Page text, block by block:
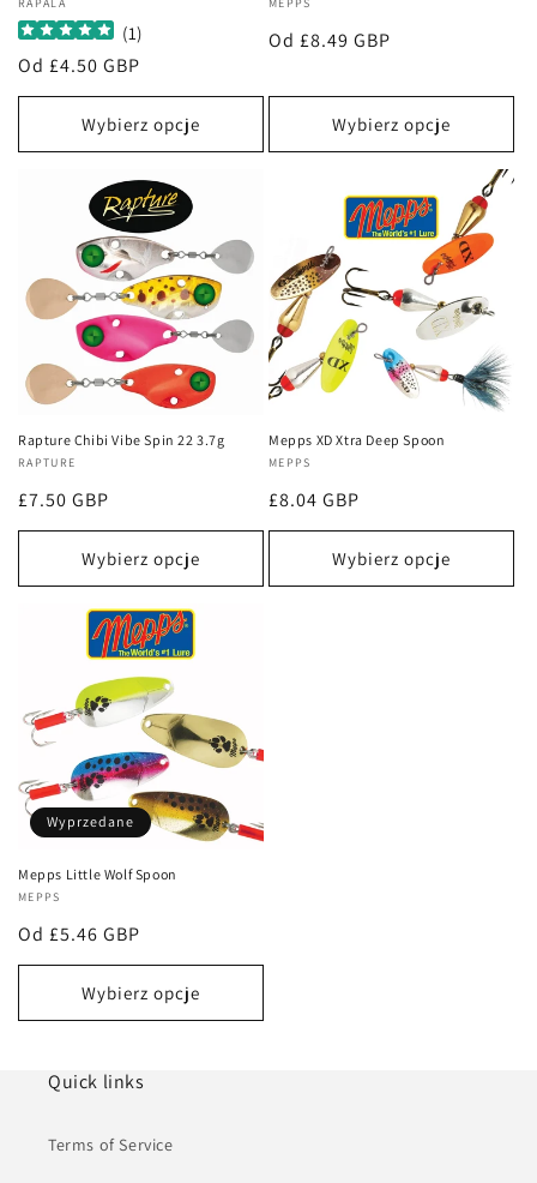
Dostawca:
(1)
Cena
regularna
Od £4.50 GBP
Wybierz opcje
Dostawca:
Cena
Od £8.49 GBP
Wybierz opcje
Rapture Chibi Vibe Spin 22 3.7g
Dostawca:
RAPTURE
Cena
regularna
£7.50 GBP
Wybierz opcje
Mepps XD Xtra Deep Spoon
Dostawca:
MEPPS
Cena
regularna
£8.04 GBP
Wybierz opcje
Wyprzedane
Mepps Little Wolf Spoon
Dostawca:
MEPPS
Cena
regularna
Od £5.46 GBP
Wybierz opcje
Quick links
Terms of Service